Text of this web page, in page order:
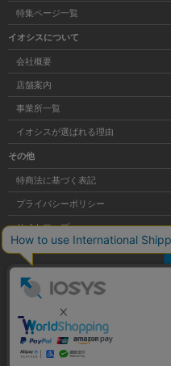
特集ページ一覧
イオシスについて
会社概要
店舗案内
事業所一覧
イオシスが選ばれる理由
その他
特商法に基づく表記
プライバシーポリシー
サイトマップ
大阪府公安委員会発行
Copyright © 株式会社